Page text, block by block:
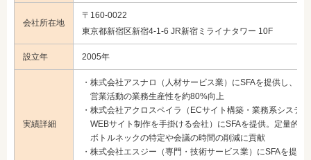
会社所在地
〒160-0022
東京都新宿区新宿4-1-6 JR新宿ミライナタワー 10F
設立年 2005年
実績詳細
・株式会社アスナロ（人材サービス業）にSFAを提供し、
営業活動の業務生産性を約80%向上
・株式会社アクロスペイラ（ECサイト構築・業務系システ
WEBサイト制作を手掛ける会社）にSFAを提供。定量的な
ボトルネックの特定や会議の時間の削減に貢献
・株式会社エスジー（専門・技術サービス業）にSFAを提供